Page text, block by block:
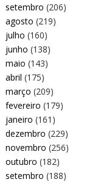
setembro (206)
agosto (219)
julho (160)
junho (138)
maio (143)
abril (175)
março (209)
fevereiro (179)
janeiro (161)
dezembro (229)
novembro (256)
outubro (182)
setembro (188)